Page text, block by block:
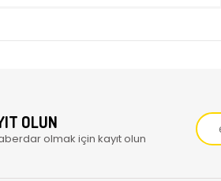
OLUN
olmak için kayıt olun